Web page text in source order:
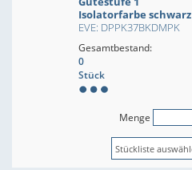
Isolatorfarbe schwarz
EVE: DPPK37BKDMPK
Gesamtbestand:
0
Stück
Menge